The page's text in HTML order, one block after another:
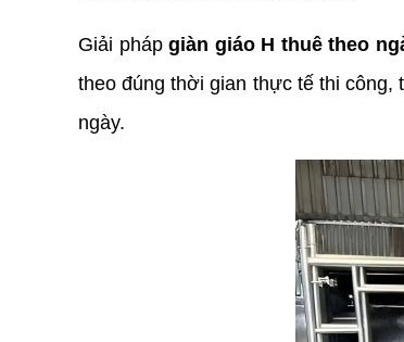
Giải pháp giàn giáo H thuê theo
theo đúng thời gian thực tế thi công,
ngày.